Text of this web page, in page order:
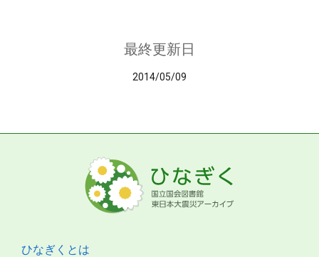
最終更新日
2014/05/09
ひなぎくとは